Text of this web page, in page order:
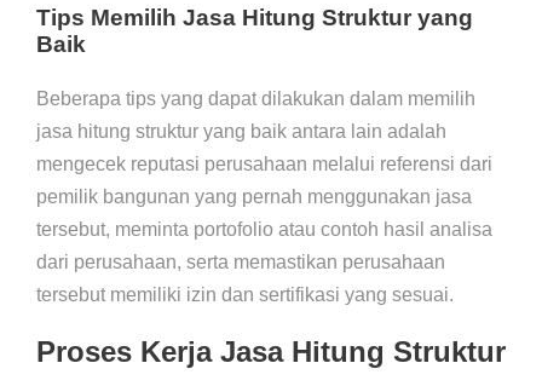
Tips Memilih Jasa Hitung Struktur yang
Baik
Beberapa tips yang dapat dilakukan dalam memilih
jasa hitung struktur yang baik antara lain adalah
mengecek reputasi perusahaan melalui referensi dari
pemilik bangunan yang pernah menggunakan jasa
tersebut, meminta portofolio atau contoh hasil analisa
dari perusahaan, serta memastikan perusahaan
tersebut memiliki izin dan sertifikasi yang sesuai.
Proses Kerja Jasa Hitung Struktur